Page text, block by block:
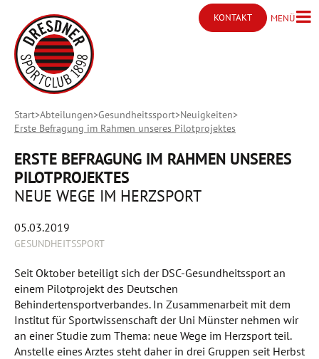
KONTAKT
Kontakt öffnen
MENÜMenü
Start Abteilungen Gesundheitssport Neuigkeiten
Erste Befragung im Rahmen unseres Pilotprojektes
ERSTE BEFRAGUNG IM RAHMEN UNSERES
PILOTPROJEKTES
NEUE WEGE IM HERZSPORT
05.03.2019
GESUNDHEITSSPORT
Seit Oktober beteiligt sich der DSC-Gesundheitssport an
einem Pilotprojekt des Deutschen
Behindertensportverbandes. In Zusammenarbeit mit dem
Institut für Sportwissenschaft der Uni Münster nehmen wir
an einer Studie zum Thema: neue Wege im Herzsport teil.
Anstelle eines Arztes steht daher in drei Gruppen seit Herbst